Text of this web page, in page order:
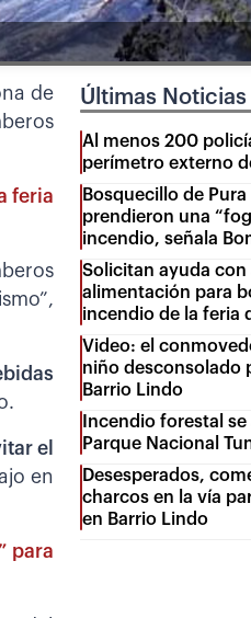
de
feria
el
en
para
Últimas Noticias
Al menos 200
perímetro externo
Bosquecillo de
prendieron una
incendio, señala
Solicitan ayuda
alimentación para
incendio de la feria
Video: el
niño desconsolado
Barrio Lindo
Incendio forestal
Parque Nacional
Desesperados,
charcos en la vía
en Barrio Lindo